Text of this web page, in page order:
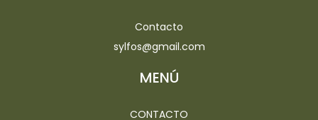
Contacto
sylfos@gmail.com
MENÚ
CONTACTO